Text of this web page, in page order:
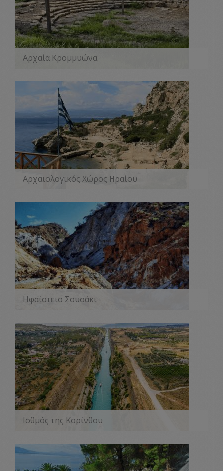
Αρχαία Κρομμυώνα
Αρχαιολογικός Χώρος Ηραίου
Ηφαίστειο Σουσάκι
Ισθμός της Κορίνθου